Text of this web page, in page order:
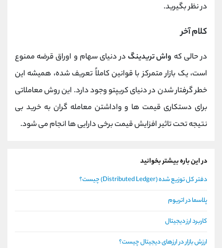
در نظر بگیرید.
کلام آخر
در حالی که واش تریدینگدر دنیای سهام و اوراق قرضه ممنوع
است، یک بازار متمرکز با قوانین کاملاً تعریف شده، همیشه این
خطر گرفتار شدن در دنیای کریپتو وجود دارد. این روش معاملاتی
برای دستکاری قیمت ها و واداشتن معامله گران به خرید بی
نتیجه تحت تاثیر افزایش قیمت برخی دارایی ها انجام می شود.
در این باره بیشتر بخوانید
دفتر کل توزیع شده (Distributed Ledger) چیست؟
پلاسما در اتریوم
کاربرد ارز دیجیتال
ارزش بازار در ارزهای دیجیتال چیست؟